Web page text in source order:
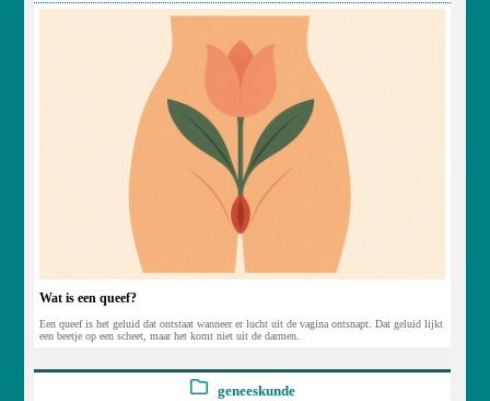
Wat is een queef?
Een queef is het geluid dat ontstaat wanneer er lucht uit de vagina ontsnapt. Dat geluid lijkt
een beetje op een scheet, maar het komt niet uit de darmen.
geneeskunde